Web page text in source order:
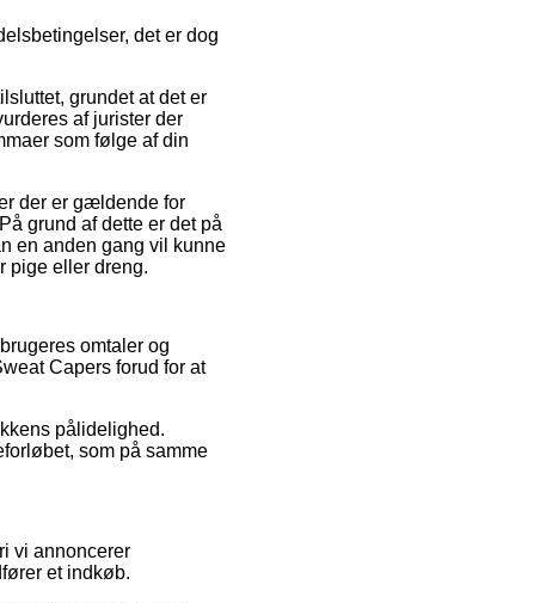
det er dog
grundet at det er
af jurister der
som følge af din
der er gældende for
grund af dette er det på
en anden gang vil kunne
pige eller dreng.
omtaler og
Capers forud for at
pålidelighed.
som på samme
vi annoncerer
et indkøb.